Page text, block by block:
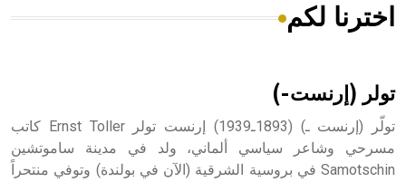
هل تعلم أن الأبسيد كلمة فرنسية اللفظ تم اعتمادها مصطلحاً
- هل تعلم أن أبجر Abgar اسم معروف جيداً يعود إلى عدد من
اخترنا لكم
تولر (إرنست-)
تولّر (إرنست ـ) (1893ـ1939) إرنست تولر Ernst Toller كاتب
مسرحي وشاعر سياسي ألماني، ولد في مدينة ساموتشين
Samotschin في بروسية الشرقية (الآن في بولندة) وتوفي منتحراً